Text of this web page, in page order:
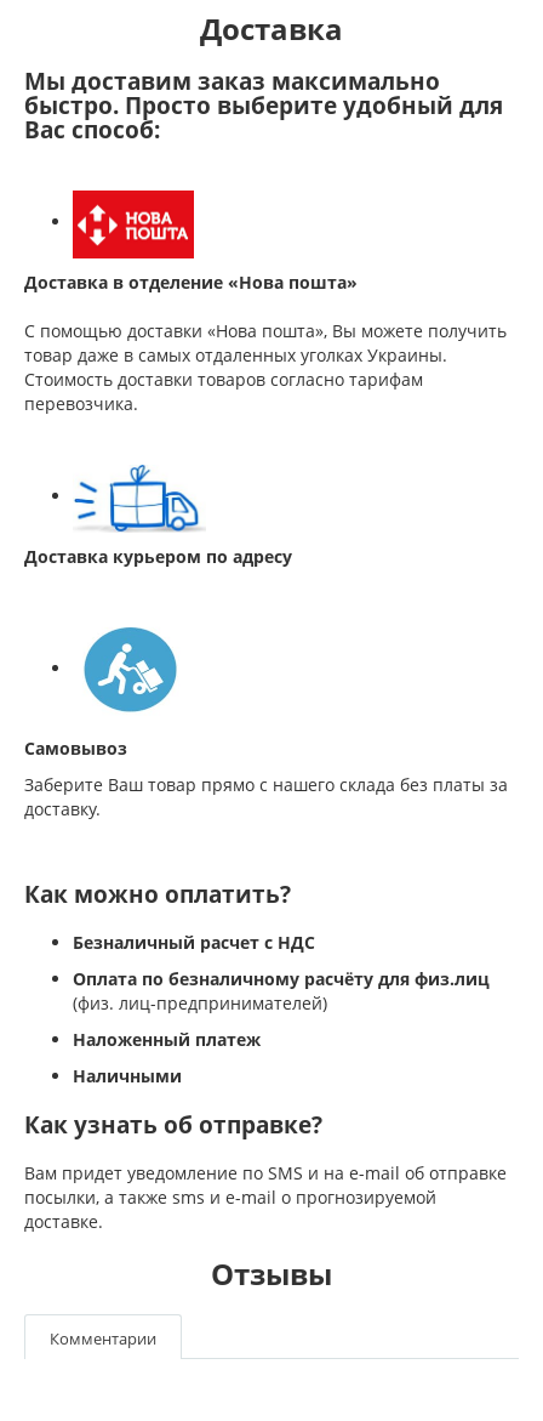
Доставка
Мы доставим заказ максимально
быстро. Просто выберите удобный для
Вас способ:
Доставка в отделение «Нова пошта»
С помощью доставки «Нова пошта», Вы можете получить
товар даже в самых отдаленных уголках Украины.
Стоимость доставки товаров согласно тарифам
перевозчика.
Доставка курьером по адресу
Самовывоз
Заберите Ваш товар прямо с нашего склада без платы за
доставку.
Как можно оплатить?
Безналичный расчет с НДС
Оплата по безналичному расчёту для физ.лиц
(физ. лиц-предпринимателей)
Наложенный платеж
Наличными
Как узнать об отправке?
Вам придет уведомление по SMS и на e-mail об отправке
посылки, а также sms и e-mail о прогнозируемой
доставке.
Отзывы
Комментарии